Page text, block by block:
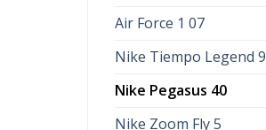
Air Force 1 07
Nike Tiempo Legend 9
Nike Pegasus 40
Nike Zoom Fly 5